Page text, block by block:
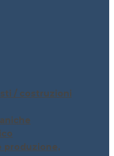
/ costruzioni
produzione,